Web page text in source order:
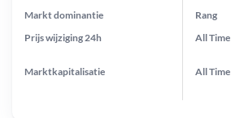
Prijs wijziging 24h
Markt dominantie
Marktkapitalisatie
Rang
All Time
All Time